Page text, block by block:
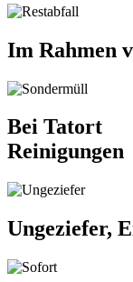
Im Rahmen
Bei Tatort
Reinigungen
Ungeziefer,